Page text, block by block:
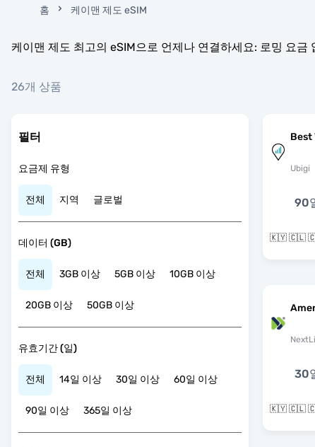
홈 케이맨 제도 eSIM
케이맨 제도 최고의 eSIM으로 언제나 연결하세요: 로밍 요
26개 상품
필터
요금제 유형
전체 지역 글로벌
데이터 (GB)
전체 3GB 이상 5GB 이상 10GB 이상
20GB 이상 50GB 이상
유효기간 (일)
전체 14일 이상 30일 이상 60일 이상
90일 이상 365일 이상
Best
Ubigi
90
30